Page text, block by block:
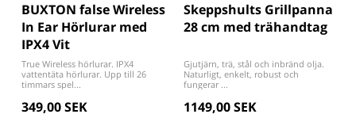
BUXTON false Wireless
In Ear Hörlurar med
IPX4 Vit
True Wireless hörlurar. IPX4
vattentäta hörlurar. Upp till 26
timmars spel...
349,00 SEK
Skeppshults Grillpanna
28 cm med trähandtag
Gjutjärn, trä, stål och inbränd olja.
Naturligt, enkelt, robust och
fungerar ...
1149,00 SEK